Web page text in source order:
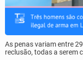
As penas variam entre
reclusão, todas a serem